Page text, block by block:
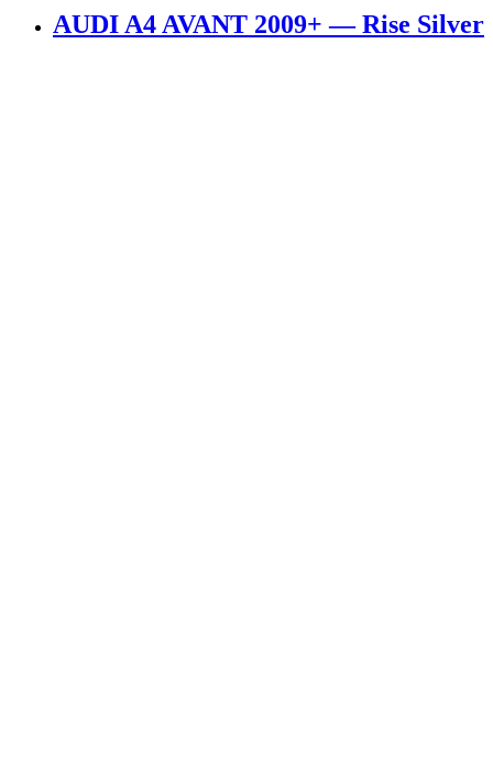
AUDI A4 AVANT 2009+ — Rise Silver